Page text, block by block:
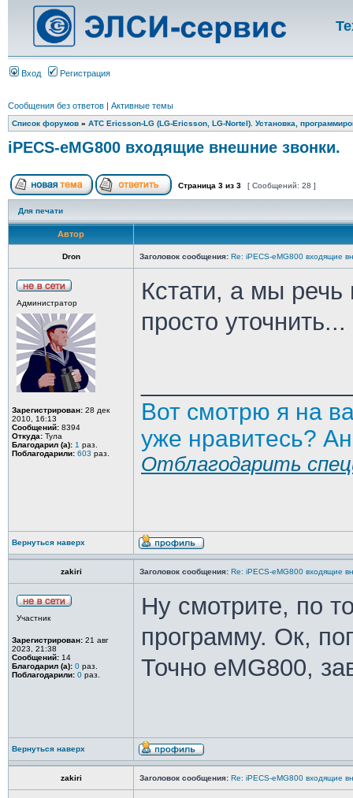
Вход Регистрация
Сообщения без ответов | Активные темы
Список форумов » АТС Ericsson-LG (LG-Ericsson, LG-Nortel). Установка,
iPECS-eMG800 входящие внешние звонки.
Страница 3 из 3 [ Сообщений: 28 ]
Для печати
Автор
Dron Заголовок сообщения: Re: iPECS-eMG800 входящие
Администратор
Зарегистрирован: 28 дек
2010, 16:13
Сообщений: 8394
Откуда: Тула
Благодарил (а): 1 раз.
Поблагодарили: 603 раз.
Кстати, а мы речь
просто уточнить...
Вот смотрю я на
уже нравитесь?
Отблагодарить
Вернуться наверх
zakiri Заголовок сообщения: Re: iPECS-eMG800 входящие
Участник
Зарегистрирован: 21 авг
2023, 21:38
Сообщений: 14
Благодарил (а): 0 раз.
Поблагодарили: 0 раз.
Ну смотрите, по
программу. Ок,
Точно eMG800,
Вернуться наверх
zakiri Заголовок сообщения: Re: iPECS-eMG800 входящие